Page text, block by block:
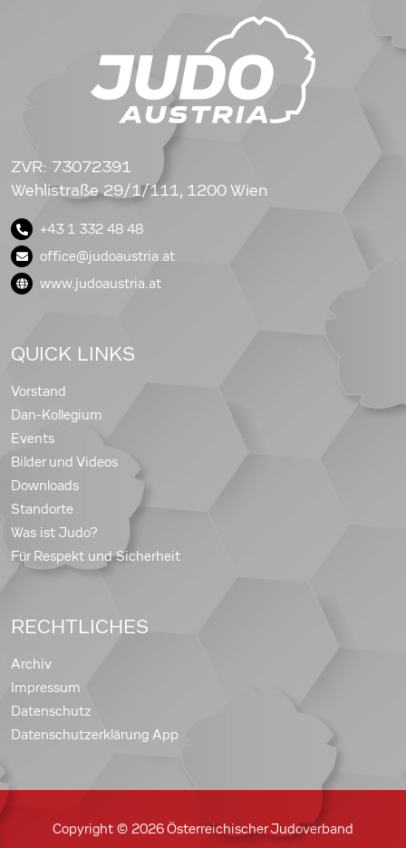
ZVR: 73072391
Wehlistraße 29/1/111, 1200 Wien
+43 1 332 48 48
office@judoaustria.at
www.judoaustria.at
QUICK LINKS
Vorstand
Dan-Kollegium
Events
Bilder und Videos
Downloads
Standorte
Was ist Judo?
Für Respekt und Sicherheit
RECHTLICHES
Archiv
Impressum
Datenschutz
Datenschutzerklärung App
Copyright © 2026 Österreichischer Judoverband